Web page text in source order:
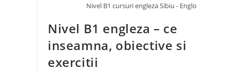
Nivel B1 cursuri engleza Sibiu - Englo
Nivel B1 engleza – ce
inseamna, obiective si
exercitii